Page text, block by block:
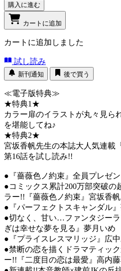
購入に進む
カートに追加
カートに追加しました
試し読み
新刊通知 後で買う
≪電子版特典≫
★特典1★
カラー扉のイラストが丸々見ら
を堪能してね♪
★特典2★
宮坂香帆先生の本誌大人気連載
第16話を試し読み!!
●『薔薇色ノ約束』全員プレゼ
●コミックス累計200万部突破の
ラー!!『薔薇色ノ約束』宮坂香
●『パーフェクトスキャンダル
●切なく、甘い…ファンタジー
ぎは幸せな夢を見る』夢月いめ
●『プライスレスマリッジ』広
●禁断の恋を描くドラマティッ
ー!!『二度目の恋は最愛』高内